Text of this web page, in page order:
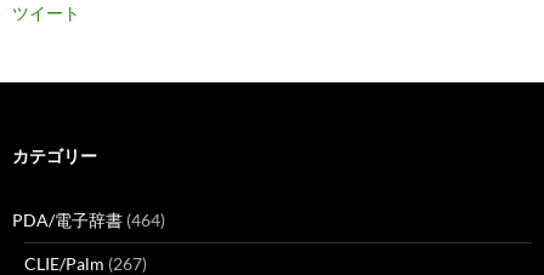
ツイート
カテゴリー
PDA/電子辞書 (464)
CLIE/Palm (267)